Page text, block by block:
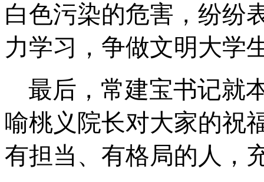
白色污染的危害，纷纷
力学习，争做文明大学
最后，常建宝书记就
喻桃义院长对大家的祝
有担当、有格局的人，